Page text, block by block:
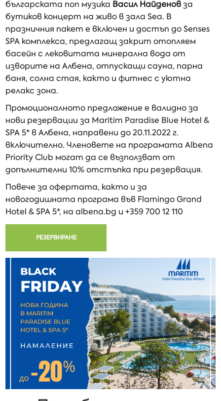
българската поп музика Васил Найденовза
бутиков концерт на живо в зала Sea. В
празничния пакет е включен и достъп до Senses
SPA комплекса, предлагащ закрит отопляем
басейн с лековитата минерална вода от
изворите на Албена, отпускащи сауна, парна
баня, солна стая, както и фитнес с уютна
релакс зона.
Промоционалното предложение е валидно за
нови резервации за Maritim Paradise Blue Hotel &
SPA 5* в Албена, направени до 20.11.2022 г.
включително. Членовете на програмата Albena
Priority Club могат да се възползват от
допълнителни 10% отстъпка при резервация.
Повече за офертата, както и за
новогодишната програма във Flamingo Grand
Hotel & SPA 5*, на albena.bg и +359 700 12 110
РЕЗЕРВИРАНЕ